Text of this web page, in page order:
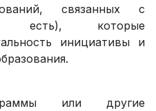
связанных с
есть), которые
инициативы и
или другие